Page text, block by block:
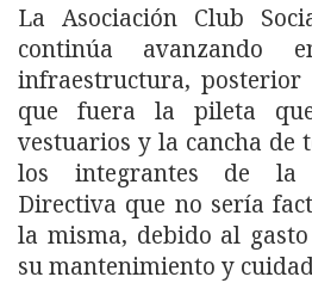
La Asociación Club
continúa
infraestructura,
que fuera la pileta
vestuarios y la cancha de
los integrantes de la
Directiva que no sería
la misma, debido al
su mantenimiento y